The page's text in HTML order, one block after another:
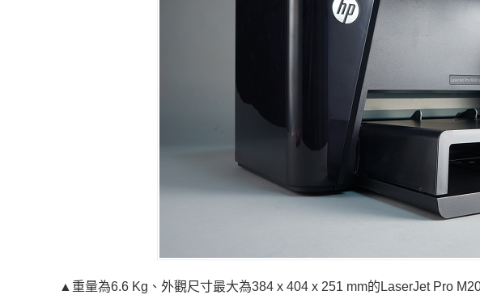
▲重量為6.6 Kg、外觀尺寸最大為384 x 404 x 251 mm的LaserJet Pro